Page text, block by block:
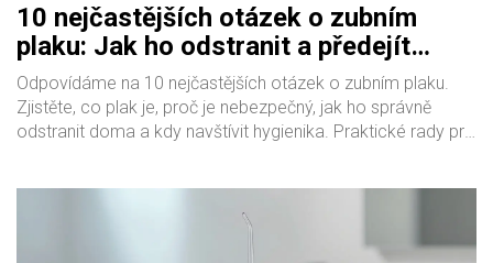
10 nejčastějších otázek o zubním
plaku: Jak ho odstranit a předejít
kazům
Odpovídáme na 10 nejčastějších otázek o zubním plaku.
Zjistěte, co plak je, proč je nebezpečný, jak ho správně
odstranit doma a kdy navštívit hygienika. Praktické rady pro